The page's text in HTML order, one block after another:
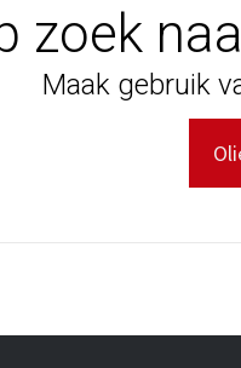
zoek
Maak gebruik